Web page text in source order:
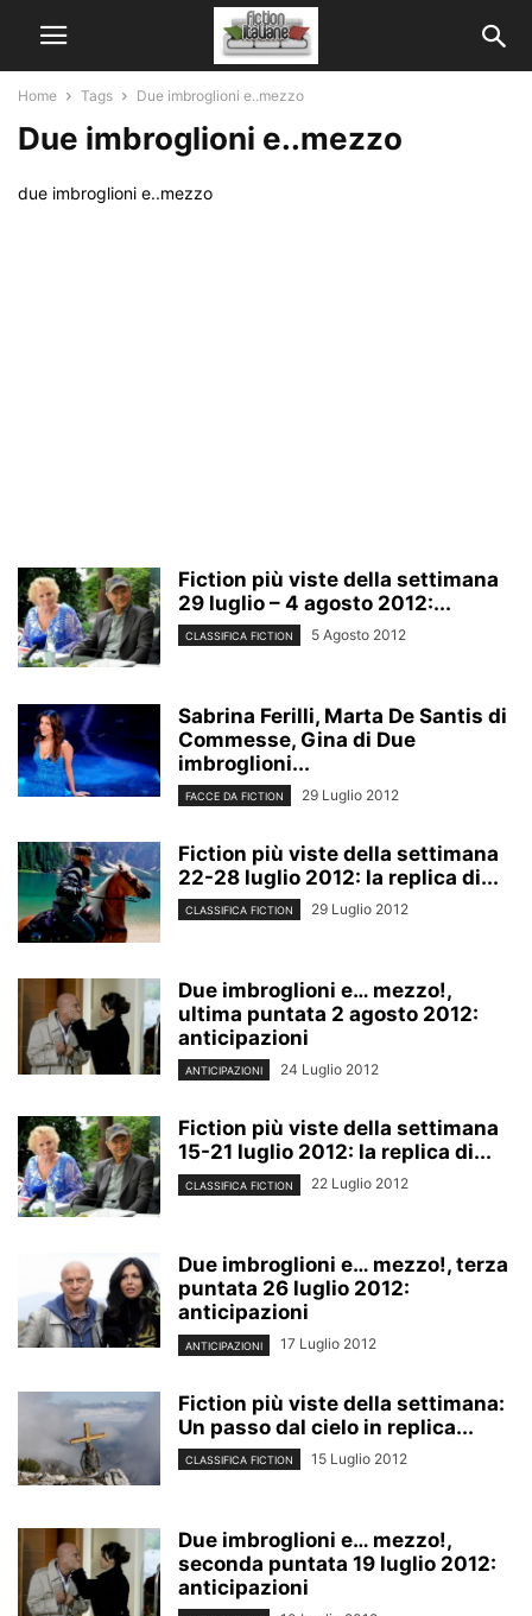
Home Tags Due imbroglioni e..mezzo
Due imbroglioni e..mezzo
due imbroglioni e..mezzo
Fiction più viste della settimana
29 luglio – 4 agosto 2012:...
CLASSIFICA FICTION 5 Agosto 2012
Sabrina Ferilli, Marta De Santis di
Commesse, Gina di Due
imbroglioni...
FACCE DA FICTION 29 Luglio 2012
Fiction più viste della settimana
22-28 luglio 2012: la replica di...
CLASSIFICA FICTION 29 Luglio 2012
Due imbroglioni e… mezzo!,
ultima puntata 2 agosto 2012:
anticipazioni
ANTICIPAZIONI 24 Luglio 2012
Fiction più viste della settimana
15-21 luglio 2012: la replica di...
CLASSIFICA FICTION 22 Luglio 2012
Due imbroglioni e… mezzo!, terza
puntata 26 luglio 2012:
anticipazioni
ANTICIPAZIONI 17 Luglio 2012
Fiction più viste della settimana:
Un passo dal cielo in replica...
CLASSIFICA FICTION 15 Luglio 2012
Due imbroglioni e… mezzo!,
seconda puntata 19 luglio 2012:
anticipazioni